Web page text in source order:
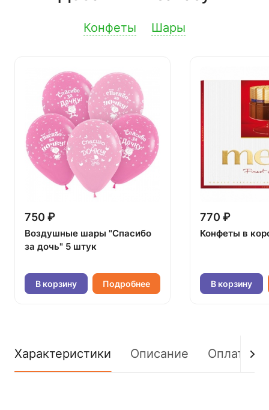
Конфеты Шары
750 ₽
Воздушные шары "Спасибо
за дочь" 5 штук
В корзину Подробнее
770 ₽
Конфеты в
В корзину
Характеристики Описание Оплата